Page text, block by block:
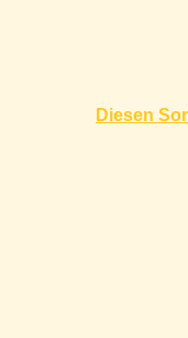
Diesen